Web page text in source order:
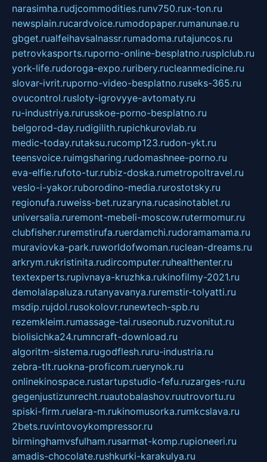
narasimha.rudjcommodities.runv750.rux-ton.ru
newsplain.rucardvoice.rumodopaper.rumanunae.ru
gbget.rualfeihavsalnassr.rumadoma.rutajuncos.ru
petrovkasports.ruporno-online-besplatno.rusplclub.ru
york-life.rudoroga-expo.ruribery.rucleanmedicine.ru
slovar-ivrit.ruporno-video-besplatno.ruseks-365.ru
ovucontrol.rusloty-igrovyye-avtomaty.ru
ru-industriya.rurusskoe-porno-besplatno.ru
belgorod-day.rudigilith.rupichkurovlab.ru
medic-today.rutaksu.rucomp123.rudon-ykt.ru
teensvoice.ruimgsharing.rudomashnee-porno.ru
eva-elfie.rufoto-tur.rubiz-doska.rumetropoltravel.ru
veslo-i-yakor.ruborodino-media.rurostotsky.ru
regionufa.ruweiss-bet.ruzaryna.rucasinotablet.ru
universalia.ruremont-mebeli-moscow.rutermomur.ru
clubfisher.ruremstirufa.ruerdamchi.rudoramamama.ru
muraviovka-park.ruworldofwoman.ruclean-dreams.ru
arkrym.rukristinita.rudircomputer.ruhealthenter.ru
textexperts.rupivnaya-kruzhka.rukinofilmy-2021.ru
demolalapaluza.rutanyavanya.ruremstir-tolyatti.ru
msdip.rujdol.rusokolovr.runewtech-spb.ru
rezemkleim.rumassage-tai.ruseonub.ruzvonitut.ru
biolisichka24.rumncraft-download.ru
algoritm-sistema.rugodflesh.ruru-industria.ru
zebra-tlt.ruokna-proficom.ruerynok.ru
onlinekinospace.rustartupstudio-fefu.ruzarges-ru.ru
gegenjustizunrecht.ruautobalashov.ruutrovortu.ru
spiski-firm.ruelara-m.rukinomusorka.rumkcslava.ru
2bets.ruvintovoykompressor.ru
birminghamvsfulham.rusarmat-komp.rupioneeri.ru
amadis-chocolate.rushkurki-karakulya.ru